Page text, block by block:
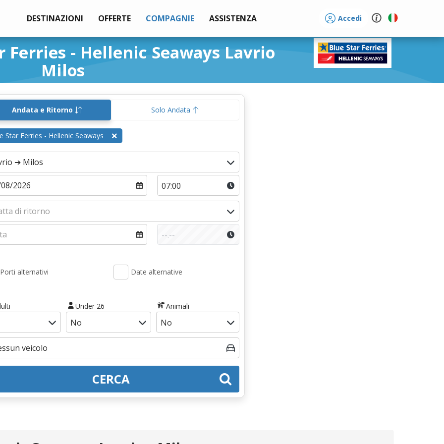
DESTINAZIONI OFFERTE COMPAGNIE ASSISTENZA Accedi
- Hellenic Seaways Lavrio
Milos
Andata e Ritorno Solo Andata
Star Ferries - Hellenic Seaways
Porti alternativi Date alternative
Under 26 Animali
CERCA